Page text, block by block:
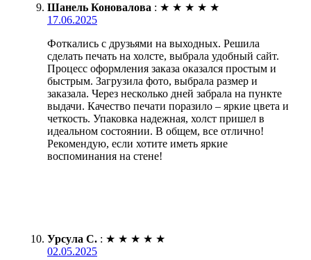
Шанель Коновалова : ★ ★ ★ ★ ★
17.06.2025
Фоткались с друзьями на выходных. Решила
сделать печать на холсте, выбрала удобный сайт.
Процесс оформления заказа оказался простым и
быстрым. Загрузила фото, выбрала размер и
заказала. Через несколько дней забрала на пункте
выдачи. Качество печати поразило – яркие цвета и
четкость. Упаковка надежная, холст пришел в
идеальном состоянии. В общем, все отлично!
Рекомендую, если хотите иметь яркие
воспоминания на стене!
Урсула С. : ★ ★ ★ ★ ★
02.05.2025